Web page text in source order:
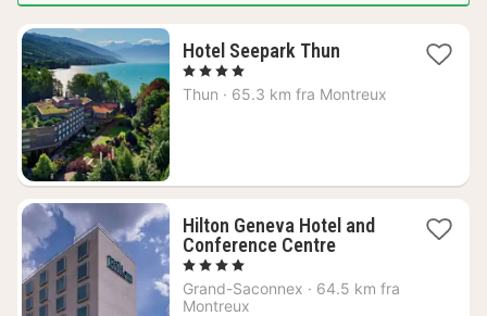
Hotel Seepark Thun1
fra
, 4 Stjerner
Thun · 65.3 km fra Montreux
Hilton Geneva Hotel and
Conference Centre1
fra
, 4 Stjerner
Grand-Saconnex · 64.5 km fra
Montreux